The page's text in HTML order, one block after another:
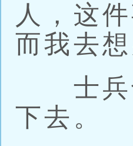
人，这
而我去
士兵也
下去。